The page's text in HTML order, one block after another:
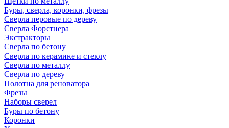
Буры, сверла, коронки, фрезы
Сверла перовые по дереву
Сверла Форстнера
Экстракторы
Сверла по бетону
Сверла по керамике и стеклу
Сверла по металлу
Сверла по дереву
Полотна для реноватора
Фрезы
Наборы сверел
Буры по бетону
Коронки